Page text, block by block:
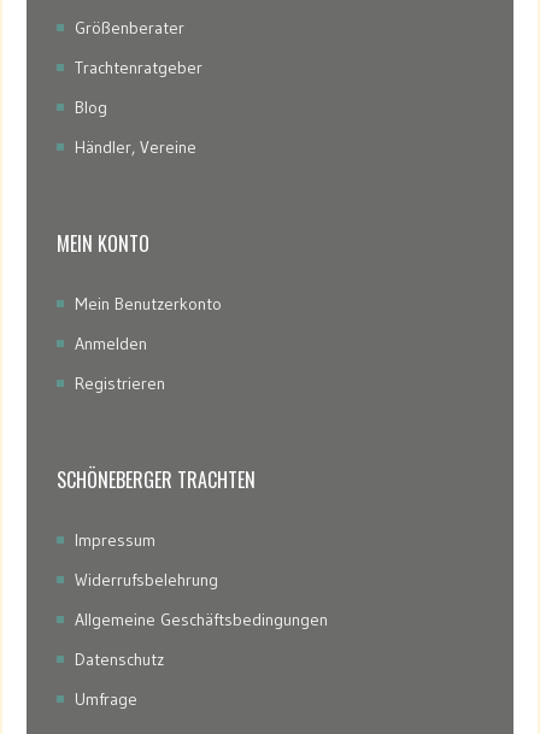
Größenberater
Trachtenratgeber
Blog
Händler, Vereine
MEIN KONTO
Mein Benutzerkonto
Anmelden
Registrieren
SCHÖNEBERGER TRACHTEN
Impressum
Widerrufsbelehrung
Allgemeine Geschäftsbedingungen
Datenschutz
Umfrage